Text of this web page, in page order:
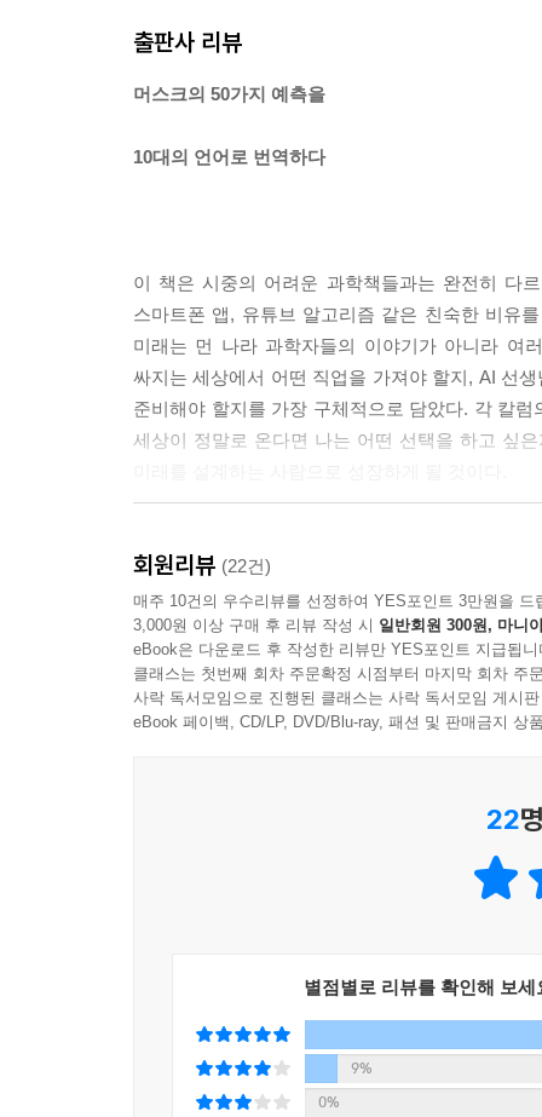
출판사 리뷰
머스크의 50가지 예측을
10대의 언어로 번역하다
이 책은 시중의 어려운 과학책들과는 완전히 다
스마트폰 앱, 유튜브 알고리즘 같은 친숙한 비유
미래는 먼 나라 과학자들의 이야기가 아니라 여
싸지는 세상에서 어떤 직업을 가져야 할지, AI 선
준비해야 할지를 가장 구체적으로 담았다. 각 칼
세상이 정말로 온다면 나는 어떤 선택을 하고 싶
미래는 어느 날 갑자기 하늘에서 뚝 떨어지는 것
남들이 변해버린 세상에 당황하며 길을 잃을 때,
세상의 모양을 결정하는 건 결국 사람이다. 머
전기차를 만들겠다고 했을 때 그의 나이가 30대
남들보다 한발 앞서 세상의 변화를 읽어내는 것
회원리뷰 (22건)
매주 10건의 우수리뷰를 선정하여 YES포인트 3만원을 드
3,000원 이상 구매 후 리뷰 작성 시 일반회원 300원, 마니
eBook은 다운로드 후 작성한 리뷰만 YES포인트 지급됩니
클래스는 첫번째 회차 주문확정 시점부터 마지막 회차 주
사락 독서모임으로 진행된 클래스는 사락 독서모임 게시
eBook 페이백, CD/LP, DVD/Blu-ray, 패션 및 판매금지 상
22
별점별로 리뷰를 확인해 보세
9%
0%